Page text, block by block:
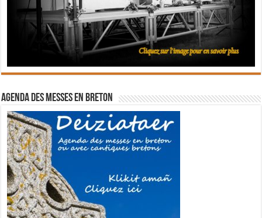
Agenda des messes en breton